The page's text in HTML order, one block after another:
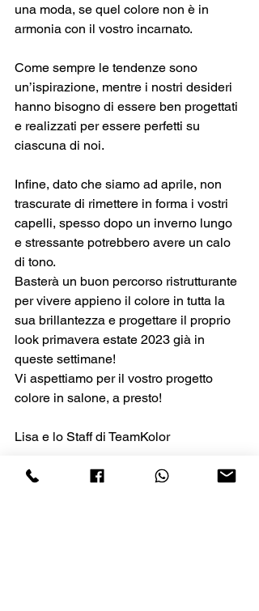
una moda, se quel colore non è in
armonia con il vostro incarnato.
Come sempre le tendenze sono
un’ispirazione, mentre i nostri desideri
hanno bisogno di essere ben progettati
e realizzati per essere perfetti su
ciascuna di noi.
Infine, dato che siamo ad aprile, non
trascurate di rimettere in forma i vostri
capelli, spesso dopo un inverno lungo
e stressante potrebbero avere un calo
di tono.
Basterà un buon percorso ristrutturante
per vivere appieno il colore in tutta la
sua brillantezza e progettare il proprio
look primavera estate 2023 già in
queste settimane!
Vi aspettiamo per il vostro progetto
colore in salone, a presto!
Lisa e lo Staff di TeamKolor